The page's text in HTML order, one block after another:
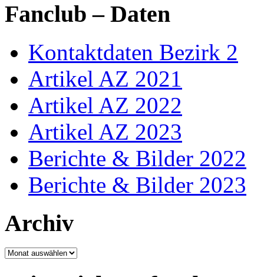
Fanclub – Daten
Kontaktdaten Bezirk 2
Artikel AZ 2021
Artikel AZ 2022
Artikel AZ 2023
Berichte & Bilder 2022
Berichte & Bilder 2023
Archiv
Archiv